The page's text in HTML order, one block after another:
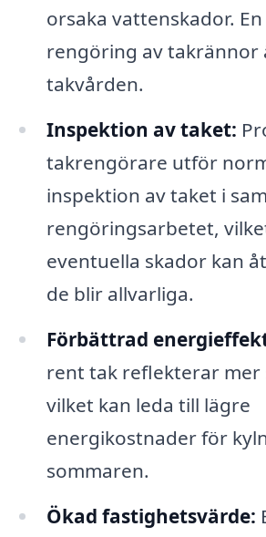
orsaka vattenskador.
rengöring av takrännor
takvården.
Inspektion av taket:
takrengörare utför
inspektion av taket i
rengöringsarbetet,
eventuella skador kan
de blir allvarliga.
Förbättrad
rent tak reflekterar mer
vilket kan leda till lägre
energikostnader för
sommaren.
Ökad fastighetsvärde: